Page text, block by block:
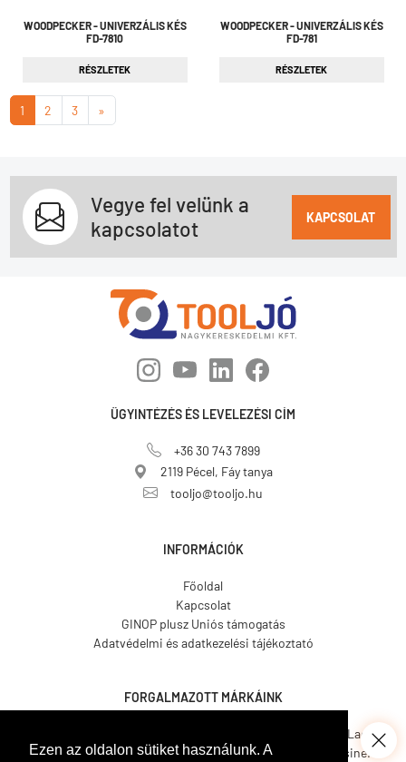
Ezen az oldalon sütiket használunk. A
WOODPECKER - UNIVERZÁLIS KÉS
FD-7810
RÉSZLETEK
WOODPECKER - UNIVERZÁLIS KÉS
FD-781
RÉSZLETEK
1 2 3 »
Vegye fel velünk a
kapcsolatot
KAPCSOLAT
ÜGYINTÉZÉS ÉS LEVELEZÉSI CÍM
+36 30 743 7899
2119 Pécel, Fáy tanya
tooljo@tooljo.hu
INFORMÁCIÓK
Főoldal
Kapcsolat
GINOP plusz Uniós támogatás
Adatvédelmi és adatkezelési tájékoztató
FORGALMAZOTT MÁRKÁINK
Coverit.
Hemmax.
CosmosLac.
Pava Resine.